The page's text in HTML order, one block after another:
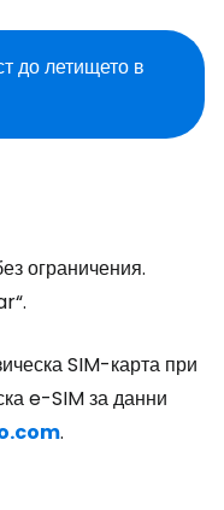
до летището в
ограничения.
SIM-карта при
e-SIM за данни
.